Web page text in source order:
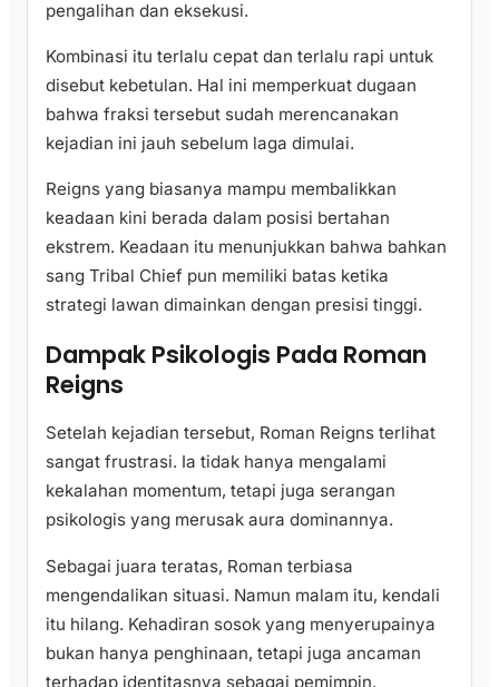
pengalihan dan eksekusi.
Kombinasi itu terlalu cepat dan terlalu rapi untuk
disebut kebetulan. Hal ini memperkuat dugaan
bahwa fraksi tersebut sudah merencanakan
kejadian ini jauh sebelum laga dimulai.
Reigns yang biasanya mampu membalikkan
keadaan kini berada dalam posisi bertahan
ekstrem. Keadaan itu menunjukkan bahwa bahkan
sang Tribal Chief pun memiliki batas ketika
strategi lawan dimainkan dengan presisi tinggi.
Dampak Psikologis Pada Roman
Reigns
Setelah kejadian tersebut, Roman Reigns terlihat
sangat frustrasi. Ia tidak hanya mengalami
kekalahan momentum, tetapi juga serangan
psikologis yang merusak aura dominannya.
Sebagai juara teratas, Roman terbiasa
mengendalikan situasi. Namun malam itu, kendali
itu hilang. Kehadiran sosok yang menyerupainya
bukan hanya penghinaan, tetapi juga ancaman
terhadap identitasnya sebagai pemimpin.